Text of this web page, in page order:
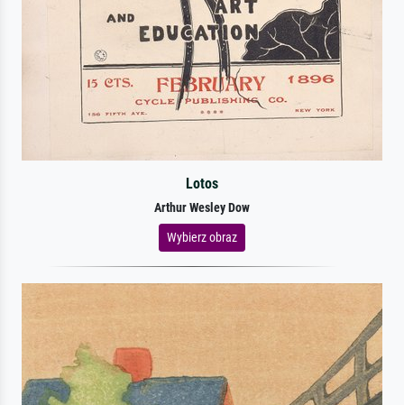
Lotos
Arthur Wesley Dow
Wybierz obraz